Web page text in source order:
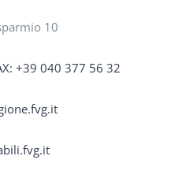
10
+39 040 377 56 32